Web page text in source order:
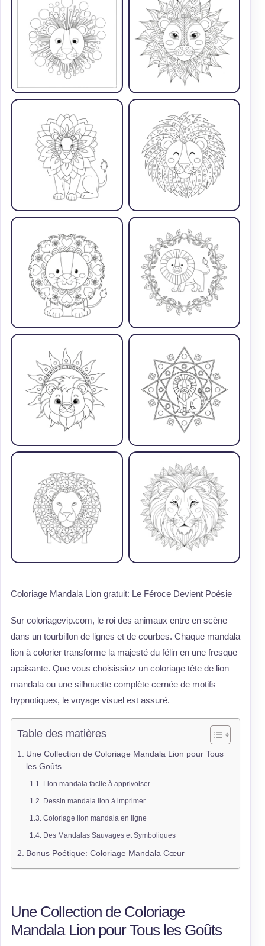
Coloriage Mandala Lion gratuit: Le Féroce Devient Poésie
Sur coloriagevip.com, le roi des animaux entre en scène
dans un tourbillon de lignes et de courbes. Chaque mandala
lion à colorier transforme la majesté du félin en une fresque
apaisante. Que vous choisissiez un coloriage tête de lion
mandala ou une silhouette complète cernée de motifs
hypnotiques, le voyage visuel est assuré.
Table des matières
Une Collection de Coloriage Mandala Lion pour Tous
les Goûts
Lion mandala facile à apprivoiser
Dessin mandala lion à imprimer
Coloriage lion mandala en ligne
Des Mandalas Sauvages et Symboliques
Bonus Poétique: Coloriage Mandala Cœur
Une Collection de Coloriage
Mandala Lion pour Tous les Goûts